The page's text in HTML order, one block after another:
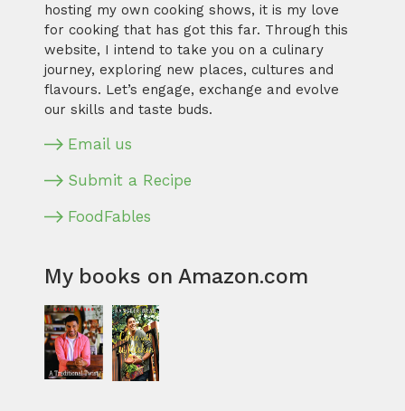
hosting my own cooking shows, it is my love
for cooking that has got this far. Through this
website, I intend to take you on a culinary
journey, exploring new places, cultures and
flavours. Let’s engage, exchange and evolve
our skills and taste buds.
Email us
Submit a Recipe
FoodFables
My books on Amazon.com